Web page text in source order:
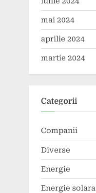
mai 2024
aprilie 2024
martie 2024
Categorii
Companii
Diverse
Energie
Energie solara